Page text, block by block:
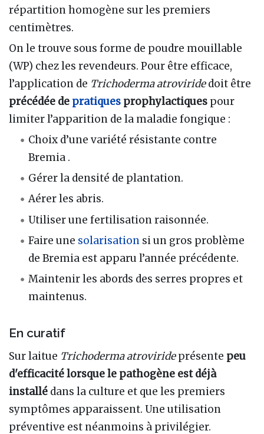
répartition homogène sur les premiers
centimètres.
On le trouve sous forme de poudre mouillable
(WP) chez les revendeurs. Pour être efficace,
l’application de Trichoderma atroviridedoit être
précédée de pratiques prophylactiques pour
limiter l’apparition de la maladie fongique :
Choix d’une variété résistante contre
Bremia .
Gérer la densité de plantation.
Aérer les abris.
Utiliser une fertilisation raisonnée.
Faire une solarisation si un gros problème
de Bremia est apparu l’année précédente.
Maintenir les abords des serres propres et
maintenus.
En curatif
Sur laitue Trichoderma atrovirideprésente peu
d'efficacité lorsque le pathogène est déjà
installé dans la culture et que les premiers
symptômes apparaissent. Une utilisation
préventive est néanmoins à privilégier.